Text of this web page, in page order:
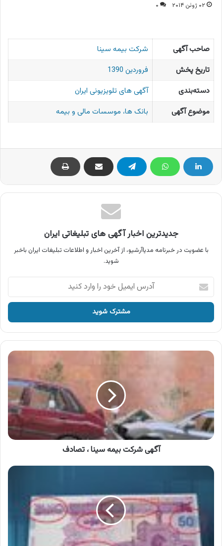
۰۲ ژوئن ۲۰۱۴ ۰
صاحب آگهی
شرکت بیمه سینا
تاریخ پخش
فروردین 1390
دسته‌بندی
آگهی های تلویزیونی ایران
موضوع آگهی
بانک ها، موسسات مالی و بیمه
جدیدترین اخبار آگهی های تبلیغاتی ایران
با عضویت در خبرنامه مدیاآرشیو، از آخرین اخبار و اطلاعات تبلیغات ایران باخبر
شوید.
آدرس
ایمیل
خود
وارد
کنید
آگهی
تصادف
آگهی شرکت بیمه سینا ، تصادف
آگهی
آشنایی
ایران